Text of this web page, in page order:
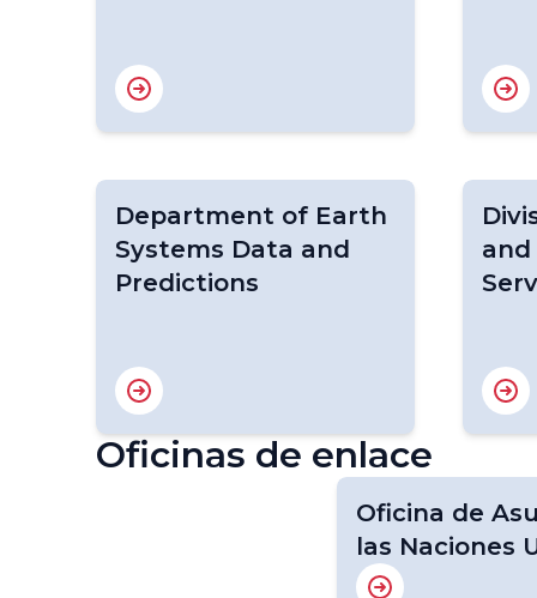
Department of Earth
Systems Data and
Predictions
Oficinas de enlace
Oficina de
las Naciones